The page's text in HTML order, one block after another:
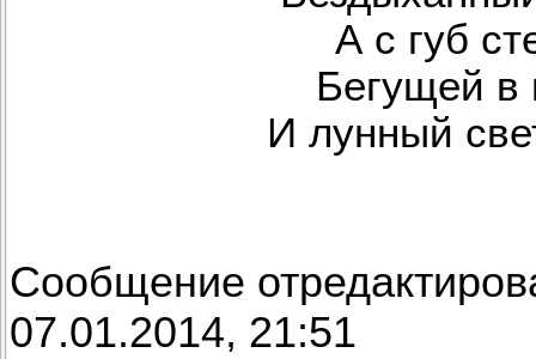
А с губ
Бегущей в
И лунный
Сообщение
07.01.2014, 21:51